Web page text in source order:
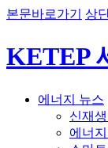
본문바로가기 상
KETEP
에너지 뉴스
신재생
에너